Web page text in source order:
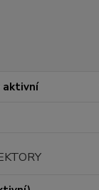
aktivní